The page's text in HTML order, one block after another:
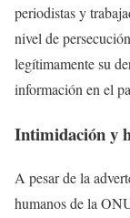
periodistas y
nivel de
legítimamente su
información en el
Intimidación y
A pesar de la
humanos de la